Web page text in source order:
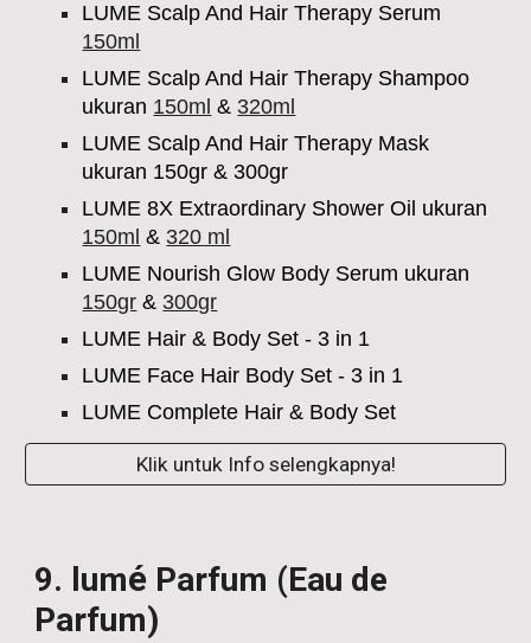
LUME Scalp And Hair Therapy Serum
150ml
LUME Scalp And Hair Therapy Shampoo
ukuran 150ml & 320ml
LUME Scalp And Hair Therapy Mask
ukuran 150gr & 300gr
LUME 8X Extraordinary Shower Oil ukuran
150ml & 320 ml
LUME Nourish Glow Body Serum ukuran
150gr & 300gr
LUME Hair & Body Set - 3 in 1
LUME Face Hair Body Set - 3 in 1
LUME Complete Hair & Body Set
Klik untuk Info selengkapnya!
9. lumé Parfum (Eau de
Parfum)